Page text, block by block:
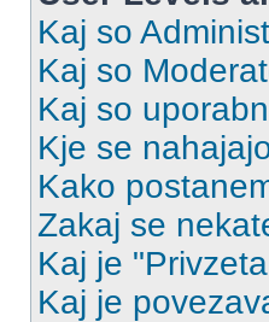
Kaj so
Kaj so
Kaj so
Kje se
Kako
Zakaj se
Kaj je
Kaj je